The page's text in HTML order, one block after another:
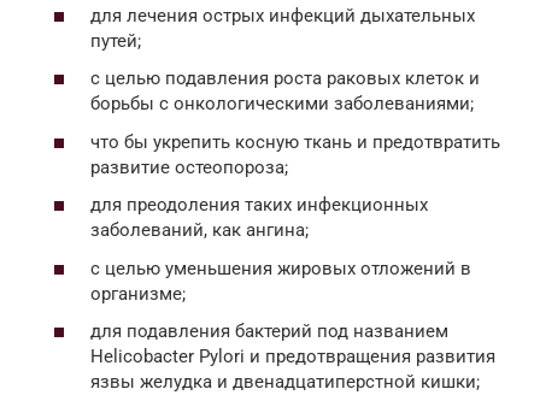
для лечения острых инфекций дыхательных
путей;
с целью подавления роста раковых клеток и
борьбы с онкологическими заболеваниями;
что бы укрепить косную ткань и предотвратить
развитие остеопороза;
для преодоления таких инфекционных
заболеваний, как ангина;
с целью уменьшения жировых отложений в
организме;
для подавления бактерий под названием
Helicobacter Pylori и предотвращения развития
язвы желудка и двенадцатиперстной кишки;